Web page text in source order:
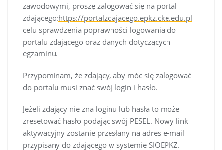
zawodowymi, proszę zalogować się na portal
zdającego:https://portalzdajacego.epkz.cke.edu.pl
celu sprawdzenia poprawności logowania do
portalu zdającego oraz danych dotyczących
egzaminu.
Przypominam, że zdający, aby móc się zalogować
do portalu musi znać swój login i hasło.
Jeżeli zdający nie zna loginu lub hasła to może
zresetować hasło podając swój PESEL. Nowy link
aktywacyjny zostanie przesłany na adres e-mail
przypisany do zdającego w systemie SIOEPKZ.